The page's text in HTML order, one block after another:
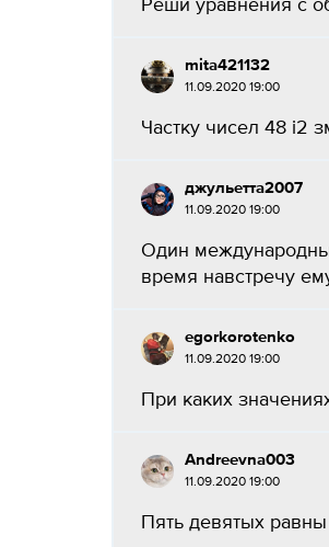
Реши уравнения с
mita421132
11.09.2020 19:00
Частку чисел 48 і2
джульетта2007
11.09.2020 19:00
Один
время навстречу
egorkorotenko
11.09.2020 19:00
При каких
Andreevna003
11.09.2020 19:00
Пять девятых